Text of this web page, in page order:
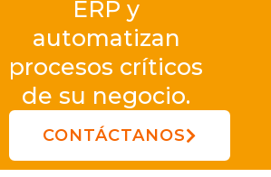
ERP y
automatizan
procesos críticos
de su negocio.
CONTÁCTANOS